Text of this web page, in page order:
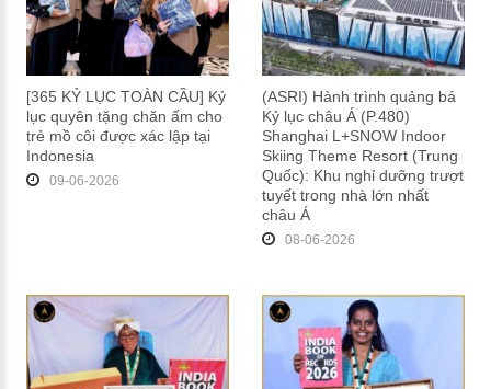
[365 KỶ LỤC TOÀN CẦU] Kỷ
lục quyên tặng chăn ấm cho
trẻ mồ côi được xác lập tại
Indonesia
09-06-2026
(ASRI) Hành trình quảng bá
Kỷ lục châu Á (P.480)
Shanghai L+SNOW Indoor
Skiing Theme Resort (Trung
Quốc): Khu nghỉ dưỡng trượt
tuyết trong nhà lớn nhất
châu Á
08-06-2026